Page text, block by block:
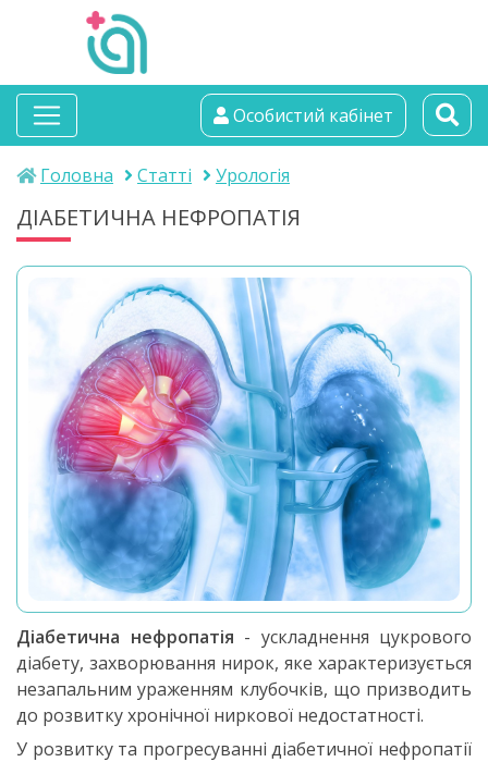
альтамедика
медичний центр
Особистий кабінет
Головна Статті Урологія
ДІАБЕТИЧНА НЕФРОПАТІЯ
Діабетична нефропатія - ускладнення цукрового
діабету, захворювання нирок, яке характеризується
незапальним ураженням клубочків, що призводить
до розвитку хронічної ниркової недостатності.
У розвитку та прогресуванні діабетичної нефропатії